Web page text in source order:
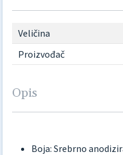
Veličina
Proizvođač
Opis
Boja: Srebrno